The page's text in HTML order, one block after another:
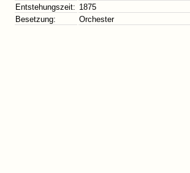
Entstehungszeit: 1875
Besetzung:
Orchester